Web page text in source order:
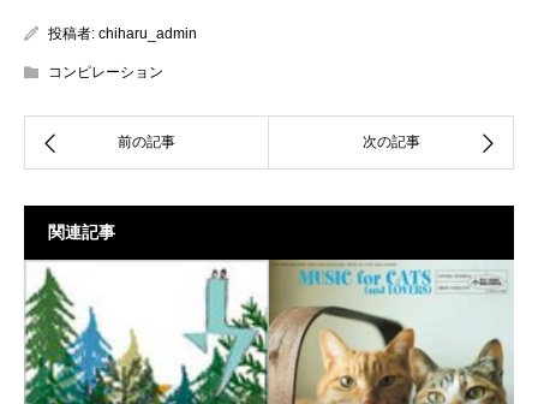
投稿者: chiharu_admin
コンピレーション
関連記事